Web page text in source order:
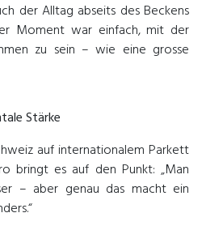
der Alltag abseits des Beckens
Moment war einfach, mit der
zu sein – wie eine grosse
Stärke
auf internationalem Parkett
bringt es auf den Punkt: „Man
– aber genau das macht ein